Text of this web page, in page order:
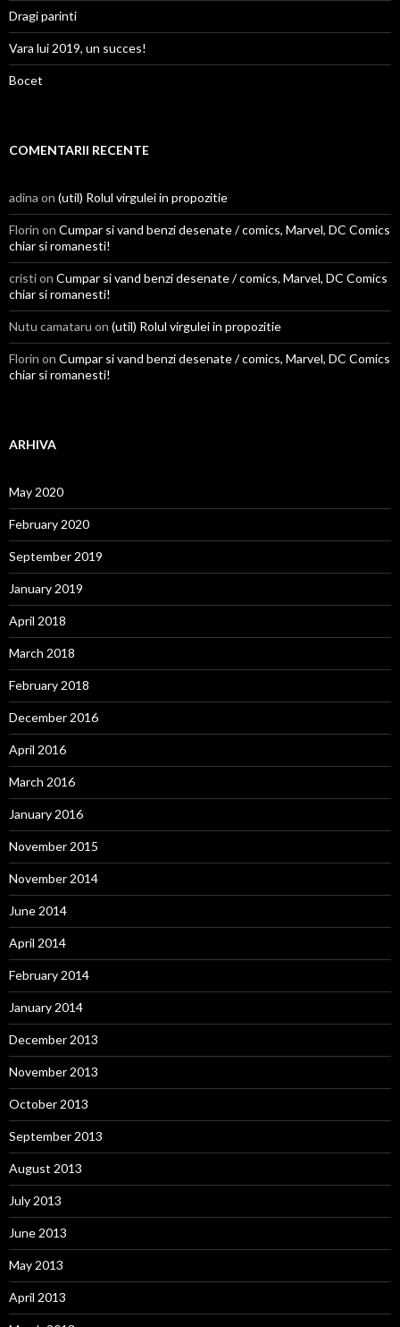
Dragi parinti
Vara lui 2019, un succes!
Bocet
COMENTARII RECENTE
adina on (util) Rolul virgulei in propozitie
Florin on Cumpar si vand benzi desenate / comics, Marvel, DC Comics
chiar si romanesti!
cristi on Cumpar si vand benzi desenate / comics, Marvel, DC Comics
chiar si romanesti!
Nutu camataru on (util) Rolul virgulei in propozitie
Florin on Cumpar si vand benzi desenate / comics, Marvel, DC Comics
chiar si romanesti!
ARHIVA
May 2020
February 2020
September 2019
January 2019
April 2018
March 2018
February 2018
December 2016
April 2016
March 2016
January 2016
November 2015
November 2014
June 2014
April 2014
February 2014
January 2014
December 2013
November 2013
October 2013
September 2013
August 2013
July 2013
June 2013
May 2013
April 2013